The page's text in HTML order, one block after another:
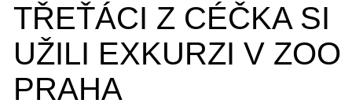
TŘEŤÁCI Z CÉČKA SI
UŽILI EXKURZI V ZOO
PRAHA